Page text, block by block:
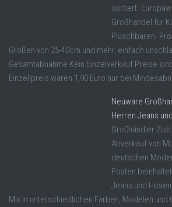
sortiert.
Großhandel für
Plüschbären.
Größen von 25-40cm und mehr, einfach
Gesamtabnahme Kein Einzelverkauf Preise
Einzellpreis wären 1,90 Euro nur bei
Neuware
Herren Jeans
Gro0händler
Abverkauf von
deutschen
Posten
Jeans und
Mix in unterschiedlichen Farben, Modelen und